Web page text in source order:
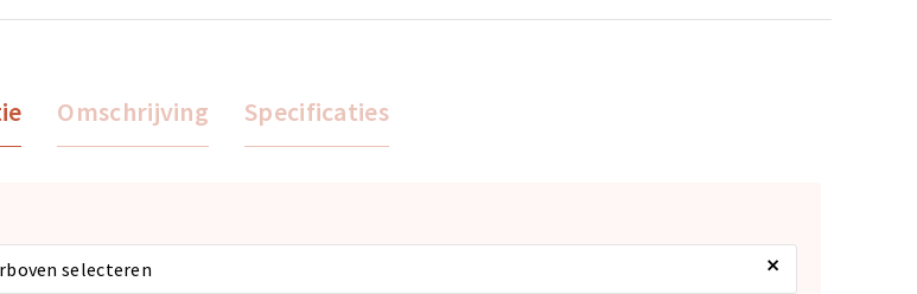
Omschrijving Specificaties
selecteren ×